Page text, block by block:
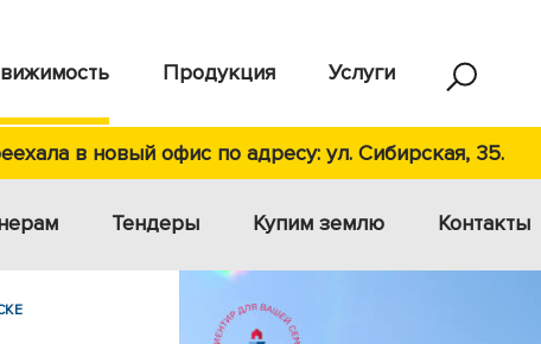
Продукция Услуги
в новый офис по адресу: ул. Сибирская, 35.
Тендеры Купим землю Контакты